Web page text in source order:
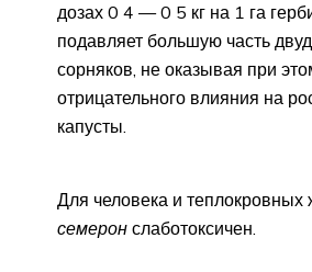
дозах 0 4 — 0 5 кг на 1 га
подавляет большую часть
сорняков, не оказывая при
отрицательного влияния на
капусты.
Для человека и теплокровных
семерон слаботоксичен.